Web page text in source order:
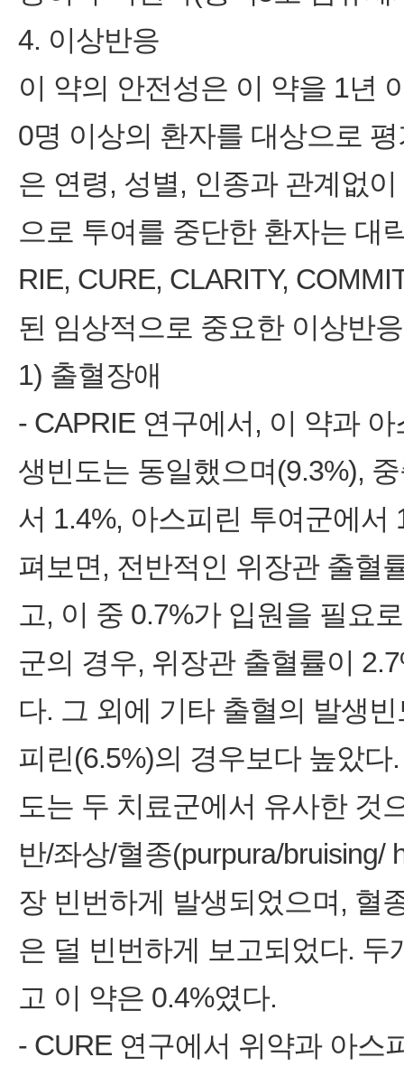
4. 이상반응
이 약의 안전성은 이 약을 1년
0명 이상의 환자를 대상으로
은 연령, 성별, 인종과 관계없
으로 투여를 중단한 환자는 대
RIE, CURE, CLARITY,
된 임상적으로 중요한 이상반
1) 출혈장애
- CAPRIE 연구에서, 이 약과
생빈도는 동일했으며(9.3%),
서 1.4%, 아스피린 투여군에서
펴보면, 전반적인 위장관 출혈
고, 이 중 0.7%가 입원을 필요
군의 경우, 위장관 출혈률이
다. 그 외에 기타 출혈의 발생
피린(6.5%)의 경우보다 높았
도는 두 치료군에서 유사한 것
반/좌상/혈종(purpura/bruising/
장 빈번하게 발생되었으며, 혈
은 덜 빈번하게 보고되었다.
고 이 약은 0.4%였다.
- CURE 연구에서 위약과 아스